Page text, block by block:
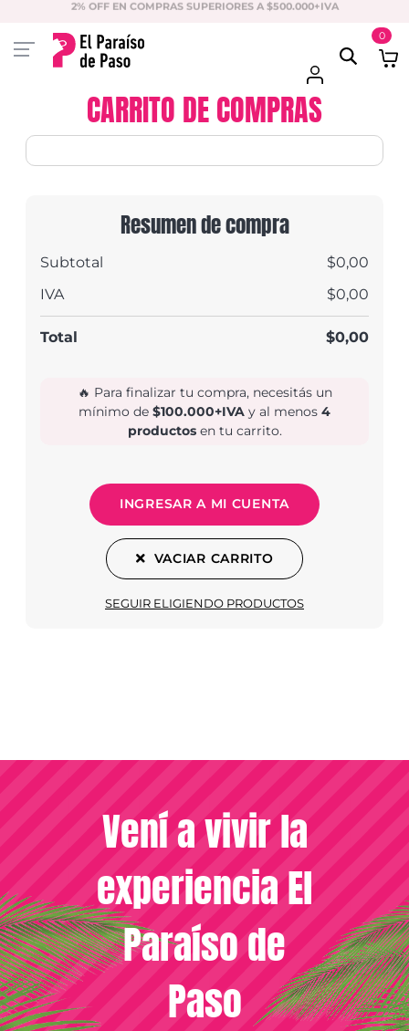
2% OFF EN COMPRAS SUPERIORES A $500.000+IVA
0
CARRITO DE COMPRAS
Resumen de compra
Subtotal
$0,00
IVA
$0,00
Total $0,00
🔥 Para finalizar tu compra, necesitás un
mínimo de $100.000+IVA y al menos 4
productosen tu carrito.
INGRESAR A MI CUENTA
VACIAR CARRITO
SEGUIR ELIGIENDO PRODUCTOS
Vení a vivir la
experiencia El
Paraíso de
Paso